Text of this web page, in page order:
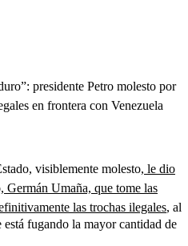
presidente Petro molesto por
en frontera con Venezuela
visiblemente molesto, le dio
Umaña, que tome las
las trochas ilegales, al
está fugando la mayor cantidad de